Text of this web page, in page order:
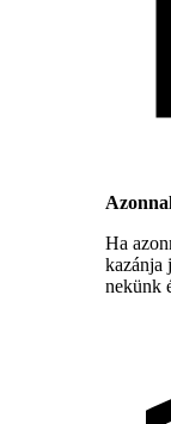
Ha
kazánja
nekünk